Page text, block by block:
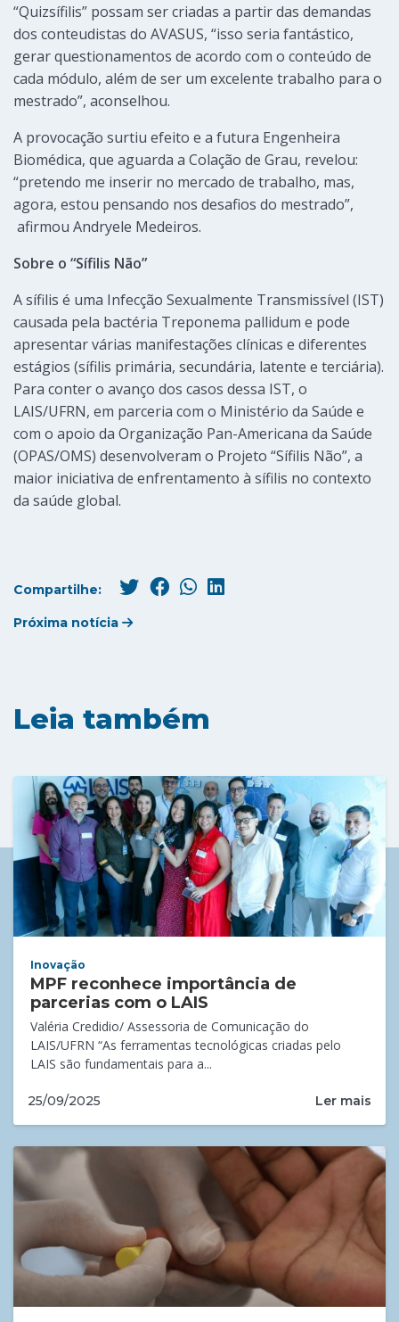
“Quizsífilis” possam ser criadas a partir das demandas
dos conteudistas do AVASUS, “isso seria fantástico,
gerar questionamentos de acordo com o conteúdo de
cada módulo, além de ser um excelente trabalho para o
mestrado”, aconselhou.
A provocação surtiu efeito e a futura Engenheira
Biomédica, que aguarda a Colação de Grau, revelou:
“pretendo me inserir no mercado de trabalho, mas,
agora, estou pensando nos desafios do mestrado”,
afirmou Andryele Medeiros.
Sobre o “Sífilis Não”
A sífilis é uma Infecção Sexualmente Transmissível (IST)
causada pela bactéria Treponema pallidum e pode
apresentar várias manifestações clínicas e diferentes
estágios (sífilis primária, secundária, latente e terciária).
Para conter o avanço dos casos dessa IST, o
LAIS/UFRN, em parceria com o Ministério da Saúde e
com o apoio da Organização Pan-Americana da Saúde
(OPAS/OMS) desenvolveram o Projeto “Sífilis Não”, a
maior iniciativa de enfrentamento à sífilis no contexto
da saúde global.
Compartilhe:
Próxima notícia
Leia também
Inovação
MPF reconhece importância de
parcerias com o LAIS
Valéria Credidio/ Assessoria de Comunicação do
LAIS/UFRN “As ferramentas tecnológicas criadas pelo
LAIS são fundamentais para a...
25/09/2025 Ler mais